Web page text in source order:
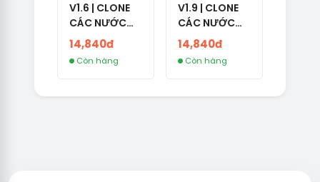
V1.6 | CLONE
CÁC NƯỚC
CÓ 2FA -
GERMANY -
TKQC TẠO
LIVE ADS - VER
14,840đ
Còn hàng
V1.9 | CLONE
CÁC NƯỚC
CÓ 2FA -
THAILAND -
VER MAIL
COM - CLONE
14,840đ
Còn hàng